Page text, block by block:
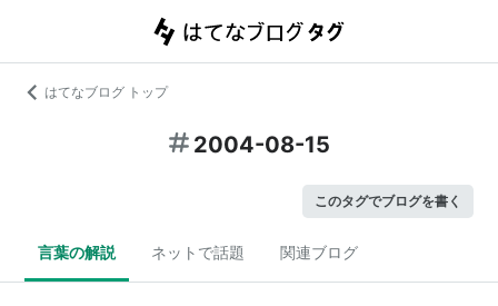
はてなブログ トップ
2004-08-15
このタグでブログを書く
言葉の解説 ネットで話題 関連ブログ